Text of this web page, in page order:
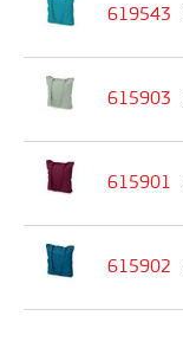
619543
615903
615901
615902